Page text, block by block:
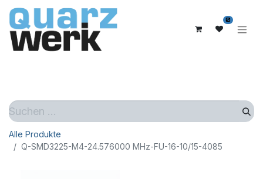
0
Alle Produkte
Q-SMD3225-M4-24.576000 MHz-FU-16-10/15-4085